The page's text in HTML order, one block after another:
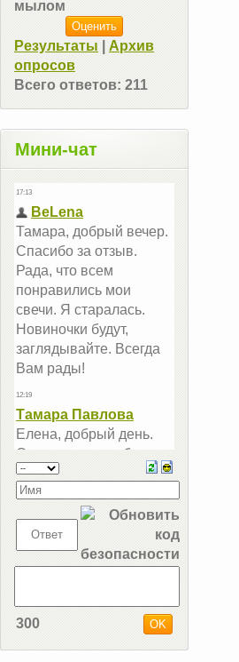
мылом
Результаты
Архив
опросов
Всего ответов: 211
Мини-чат
300